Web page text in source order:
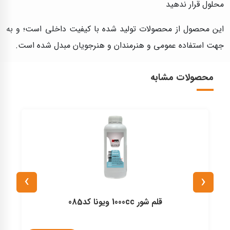
محلول قرار ندهید
این محصول از محصولات تولید شده با کیفیت داخلی است؛ و به
جهت استفاده عمومی و هنرمندان و هنرجویان مبدل شده است.
محصولات مشابه
قلم شور 1000cc ویونا کد085
‹
›